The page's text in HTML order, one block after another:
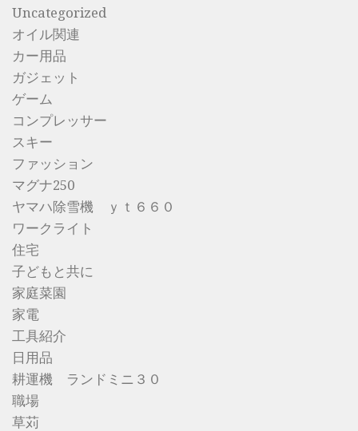
Uncategorized
オイル関連
カー用品
ガジェット
ゲーム
コンプレッサー
スキー
ファッション
マグナ250
ヤマハ除雪機 ｙｔ６６０
ワークライト
住宅
子どもと共に
家庭菜園
家電
工具紹介
日用品
耕運機 ランドミニ３０
職場
草苅